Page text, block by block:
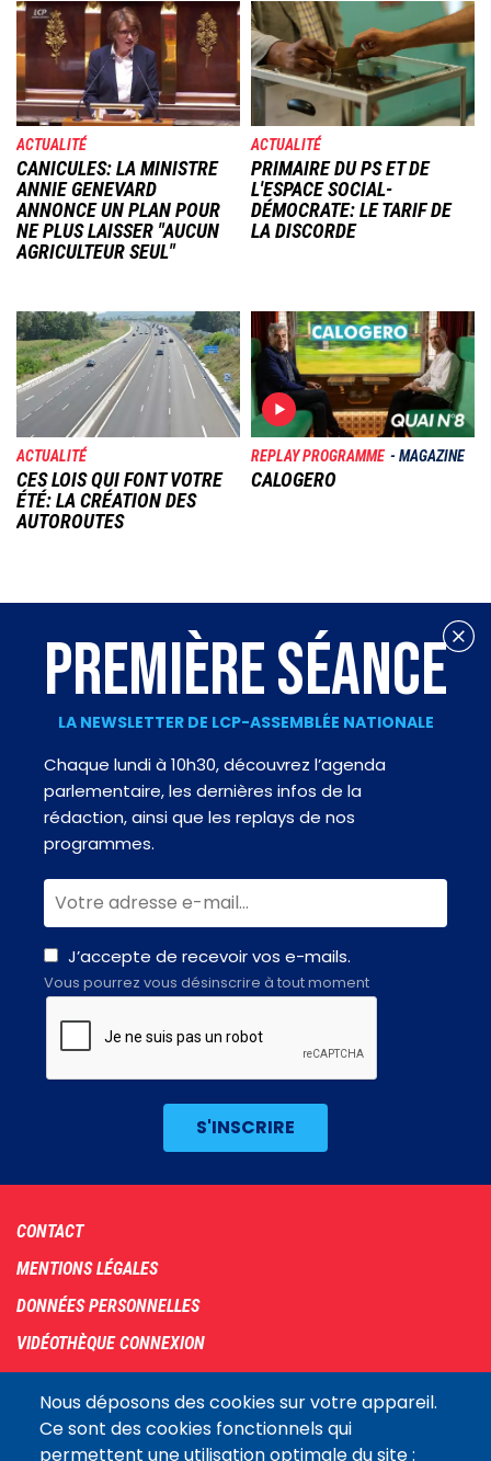
Image
ACTUALITÉ
CANICULES: LA MINISTRE
ANNIE GENEVARD
ANNONCE UN PLAN POUR
NE PLUS LAISSER "AUCUN
AGRICULTEUR SEUL"
Image
ACTUALITÉ
PRIMAIRE DU PS ET DE
L'ESPACE SOCIAL-
DÉMOCRATE: LE TARIF DE
LA DISCORDE
Image
ACTUALITÉ
CES LOIS QUI FONT VOTRE
ÉTÉ: LA CRÉATION DES
AUTOROUTES
Image
REPLAY PROGRAMME MAGAZINE
CALOGERO
Nous déposons des cookies sur votre appareil.
Ce sont des cookies fonctionnels qui
permettent une utilisation optimale du site :
PREMIÈRE SÉANCE
LA NEWSLETTER DE LCP-ASSEMBLÉE NATIONALE
Chaque lundi à 10h30, découvrez l’agenda
parlementaire, les dernières infos de la
rédaction, ainsi que les replays de nos
programmes.
J’accepte de recevoir vos e-mails.
Vous pourrez vous désinscrire à tout moment
Footer
menu
CONTACT
MENTIONS LÉGALES
DONNÉES PERSONNELLES
VIDÉOTHÈQUE CONNEXION
COOKIES